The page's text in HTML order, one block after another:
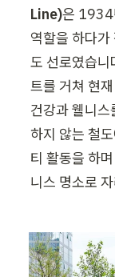
Line)은 1934
역할을 하다
도 선로였습니
트를 거쳐 현
건강과 웰니
하지 않는 철
티 활동을 하
니스 명소로